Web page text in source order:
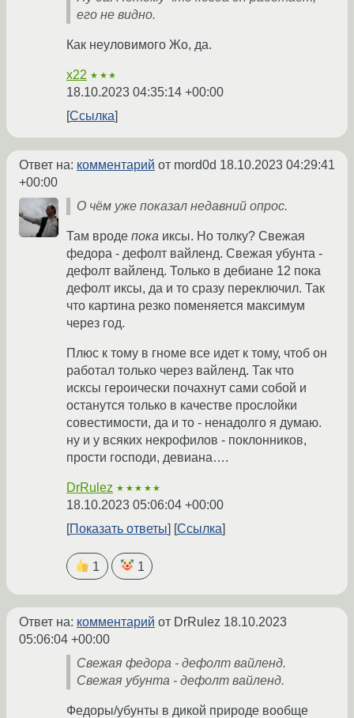
его не видно.
Как неуловимого Жо, да.
x22 ★★★
18.10.2023 04:35:14 +00:00
Ссылка
Ответ на: комментарий от mord0d 18.10.2023 04:29:41
+00:00
О чём уже показал недавний опрос.
Там вроде пока иксы. Но толку? Свежая
федора - дефолт вайленд. Свежая убунта -
дефолт вайленд. Только в дебиане 12 пока
дефолт иксы, да и то сразу переключил. Так
что картина резко поменяется максимум
через год.
Плюс к тому в гноме все идет к тому, чтоб он
работал только через вайленд. Так что
исксы героически почахнут сами собой и
останутся только в качестве прослойки
совестимости, да и то - ненадолго я думаю.
ну и у всяких некрофилов - поклонников,
прости господи, девиана….
DrRulez ★★★★★
18.10.2023 05:06:04 +00:00
Показать ответы
Ссылка
1 1
Ответ на: комментарий от DrRulez 18.10.2023
05:06:04 +00:00
Свежая федора - дефолт вайленд.
Свежая убунта - дефолт вайленд.
Федоры/убунты в дикой природе вообще